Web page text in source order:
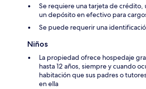
Se requiere una tarjeta de
un depósito en efectivo para
Se puede requerir una
Niños
La propiedad ofrece hospedaje
hasta 12 años, siempre y cuando
habitación que sus padres o
en ella